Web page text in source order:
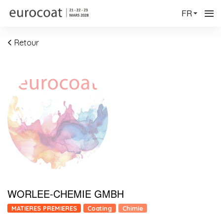
FR
Retour
WORLEE-CHEMIE GMBH
MATIERES PREMIERES Coating Chimie